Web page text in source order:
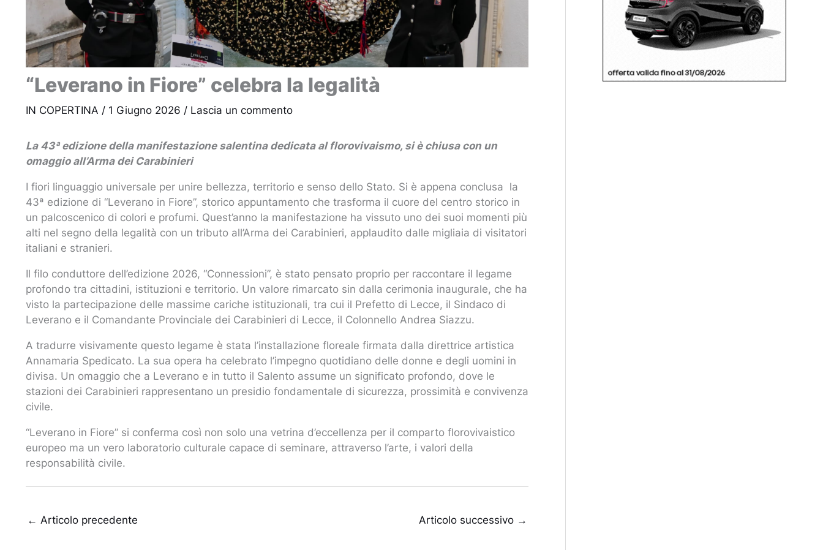
“Leverano in Fiore” celebra la legalità
IN COPERTINA / 1 Giugno 2026 / Lascia un commento
La 43ª edizione della manifestazione salentina dedicata al florovivaismo, si è chiusa con un
omaggio all’Arma dei Carabinieri
I fiori linguaggio universale per unire bellezza, territorio e senso dello Stato. Si è appena conclusa la
43ª edizione di “Leverano in Fiore”, storico appuntamento che trasforma il cuore del centro storico in
un palcoscenico di colori e profumi. Quest’anno la manifestazione ha vissuto uno dei suoi momenti più
alti nel segno della legalità con un tributo all’Arma dei Carabinieri, applaudito dalle migliaia di visitatori
italiani e stranieri.
Il filo conduttore dell’edizione 2026, “Connessioni”, è stato pensato proprio per raccontare il legame
profondo tra cittadini, istituzioni e territorio. Un valore rimarcato sin dalla cerimonia inaugurale, che ha
visto la partecipazione delle massime cariche istituzionali, tra cui il Prefetto di Lecce, il Sindaco di
Leverano e il Comandante Provinciale dei Carabinieri di Lecce, il Colonnello Andrea Siazzu.
A tradurre visivamente questo legame è stata l’installazione floreale firmata dalla direttrice artistica
Annamaria Spedicato. La sua opera ha celebrato l’impegno quotidiano delle donne e degli uomini in
divisa. Un omaggio che a Leverano e in tutto il Salento assume un significato profondo, dove le
stazioni dei Carabinieri rappresentano un presidio fondamentale di sicurezza, prossimità e convivenza
civile.
“Leverano in Fiore” si conferma così non solo una vetrina d’eccellenza per il comparto florovivaistico
europeo ma un vero laboratorio culturale capace di seminare, attraverso l’arte, i valori della
responsabilità civile.
← Articolo precedente Articolo successivo →